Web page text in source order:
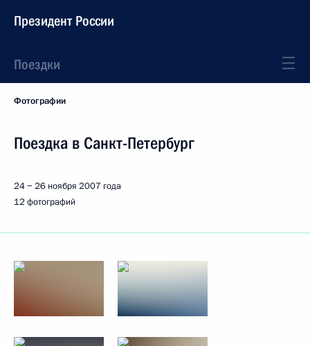
Президент России
Поездки
Фотографии
Поездка в Санкт-Петербург
24 − 26 ноября 2007 года
12 фотографий